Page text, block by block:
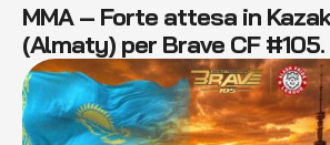
MMA – Forte attesa in
(Almaty) per Brave CF #105.